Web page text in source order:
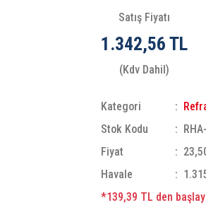
Satış Fiyatı
1.342,56 TL
(Kdv Dahil)
Kategori
Stok Kodu
Fiyat
Havale
*139,39 TL den